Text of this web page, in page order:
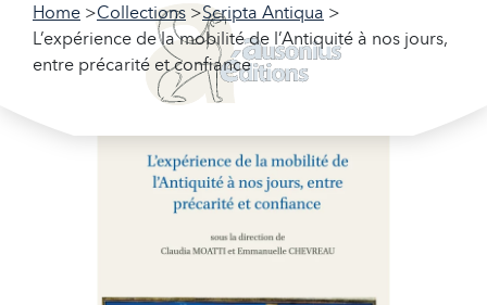
Home Collections
Scripta Antiqua
L’expérience de la mobilité de l’Antiquité à nos jours,
entre précarité et confiance